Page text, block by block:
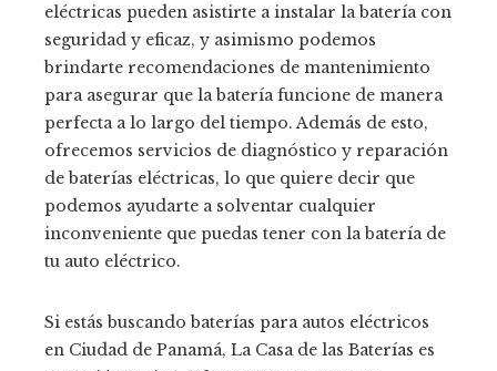
eléctricas pueden asistirte a instalar la batería con
seguridad y eficaz, y asimismo podemos
brindarte recomendaciones de mantenimiento
para asegurar que la batería funcione de manera
perfecta a lo largo del tiempo. Además de esto,
ofrecemos servicios de diagnóstico y reparación
de baterías eléctricas, lo que quiere decir que
podemos ayudarte a solventar cualquier
inconveniente que puedas tener con la batería de
tu auto eléctrico.
Si estás buscando baterías para autos eléctricos
en Ciudad de Panamá, La Casa de las Baterías es